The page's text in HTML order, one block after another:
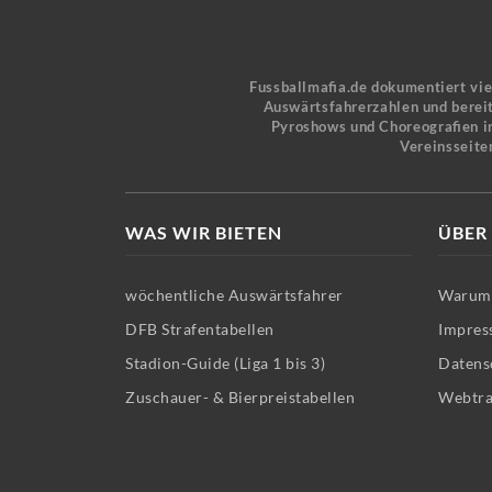
Fussballmafia.de dokumentiert
Auswärtsfahrerzahlen und
Pyroshows und
WAS WIR BIETEN
wöchentliche Auswärtsfahrer
DFB Strafentabellen
Stadion-Guide (Liga 1 bis 3)
Zuschauer- & Bierpreistabellen